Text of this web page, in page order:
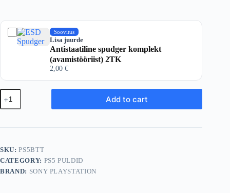
Soovitus
Lisa juurde
Antistaatiline spudger komplekt
(avamistööriist) 2TK
2,00 €
Playstation
/
Dualsense
Battery
quantity
Add to cart
SKU:PS5BTT
CATEGORY: PS5 PULDID
BRAND: SONY PLAYSTATION